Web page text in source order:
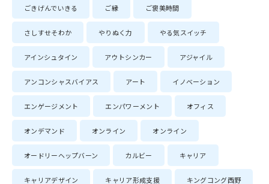
ごきげんでいきる ご縁 ご褒美時間
さしすせそわか やりぬく力 やる気スイッチ
アインシュタイン アウトシンカー アジャイル
アンコンシャスバイアス アート イノベーション
エンゲージメント エンパワーメント オフィス
オンデマンド オンライン オンライン
オードリーヘップバーン カルビー キャリア
キャリアデザイン キャリア形成支援 キングコング西野